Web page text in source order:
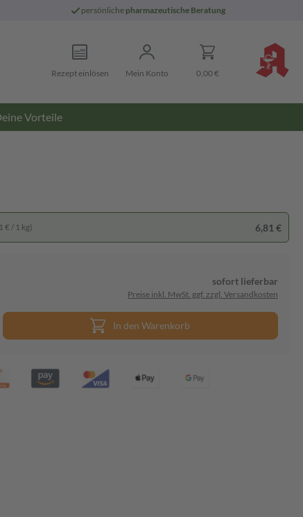
persönliche pharmazeutische Beratung
Rezept einlösen Mein Konto 0,00 €
Vorteile
€ / 1 kg) 6,81 €
sofort lieferbar
Preise inkl. MwSt. ggf. zzgl. Versandkosten
In den Warenkorb